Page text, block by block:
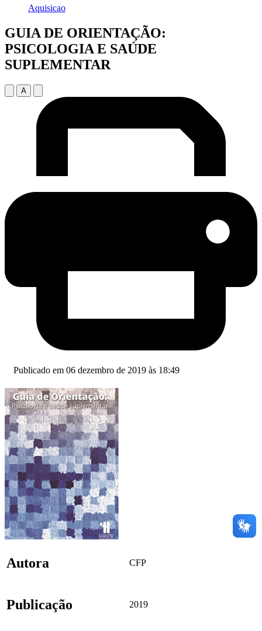
Aquisicao
GUIA DE ORIENTAÇÃO:
PSICOLOGIA E SAÚDE
SUPLEMENTAR
A
Publicado em 06 dezembro de 2019 às 18:49
Autora CFP
Publicação 2019